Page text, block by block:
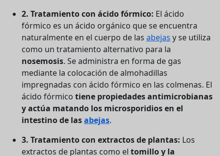
2. Tratamiento con ácido fórmico: El ácido
fórmico es un ácido orgánico que se encuentra
naturalmente en el cuerpo de las abejas y se utiliza
como un tratamiento alternativo para la
nosemosis. Se administra en forma de gas
mediante la colocación de almohadillas
impregnadas con ácido fórmico en las colmenas. El
ácido fórmico tiene propiedades antimicrobianas
y actúa matando los microsporidios en el
intestino de lasabejas.
3. Tratamiento con extractos de plantas: Los
extractos de plantas como el tomillo y la